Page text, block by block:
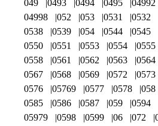
049
0493 0494 0495 04992
04998
052 053 0531 0532
0538
0539 054 0544 0545
0550
0551 0553 0554 0555
0558
0561 0562 0563 0564
0567
0568 0569 0572 0573
0576
05769 0577 0578 058
0585
0586 0587 059 0594
05979
0598 0599 06 072